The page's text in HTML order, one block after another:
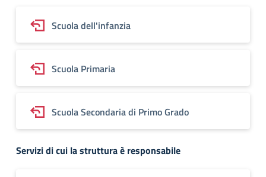
Scuola dell'infanzia
Scuola Primaria
Scuola Secondaria di Primo Grado
Servizi di cui la struttura è responsabile